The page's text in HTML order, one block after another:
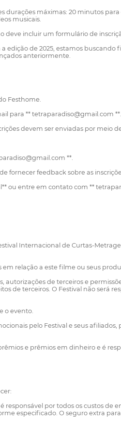
durações máximas: 20 minutos
musicais.
incluir um formulário de
de 2025, estamos
anteriormente.
Festhome.
para ** tetraparadiso@gmail.com **.
devem ser enviadas por meio
**.
fornecer feedback sobre as
ou entre em contato com **
Internacional de Curtas-
relação a este filme ou seus
autorizações de terceiros e
de terceiros. O Festival não será
o evento.
pelo Festival e seus
e prêmios em dinheiro e é
por todos os custos de
especificado. O seguro extra